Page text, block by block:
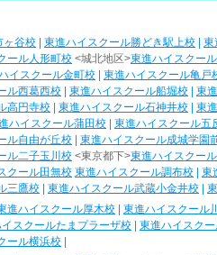
ヶ谷校 東進ハイスクール勝どき駅上校 東
ール人形町校 <城北地区>東進ハイスクー
イスクール金町校 東進ハイスクール亀戸
ル西葛西校 東進ハイスクール船堀校 東
高円寺校 東進ハイスクール石神井校 東
ハイスクール蒲田校 東進ハイスクール五
ル自由が丘校 東進ハイスクール成城学園
ル二子玉川校 <東京都下>東進ハイスクー
クール田無校 東進ハイスクール調布校 東
三鷹校 東進ハイスクール武蔵小金井校
進ハイスクール厚木校 東進ハイスクール
スクールたまプラーザ校 東進ハイスク
ール横浜校